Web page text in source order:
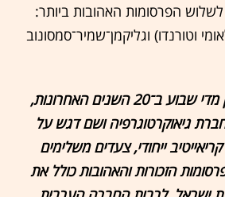
הפרסומות האהובות ביותר:
וטורנדו) וגליקמן־שמיר־סמסונוב
המדור, המתפרסם כאן מדי שבוע ב־20 השנים האחרונות,
גיאוקרטוגרפיה ושם דגש על
ייחודי, צעדים משלימים
הזכורות והאהובות כולל את